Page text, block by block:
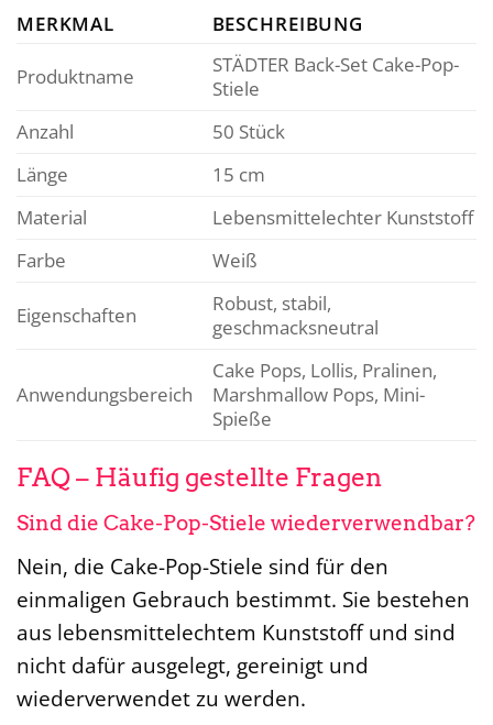
MERKMAL BESCHREIBUNG
Produktname
STÄDTER Back-Set Cake-Pop-
Stiele
Anzahl
50 Stück
Länge
15 cm
Material
Lebensmittelechter Kunststoff
Farbe
Weiß
Eigenschaften
Robust, stabil,
geschmacksneutral
Anwendungsbereich
Cake Pops, Lollis, Pralinen,
Marshmallow Pops, Mini-
Spieße
FAQ – Häufig gestellte Fragen
Sind die Cake-Pop-Stiele wiederverwendbar?
Nein, die Cake-Pop-Stiele sind für den
einmaligen Gebrauch bestimmt. Sie bestehen
aus lebensmittelechtem Kunststoff und sind
nicht dafür ausgelegt, gereinigt und
wiederverwendet zu werden.